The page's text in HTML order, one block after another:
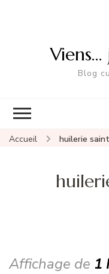
Blog
Accueil huilerie
Affichage de 1